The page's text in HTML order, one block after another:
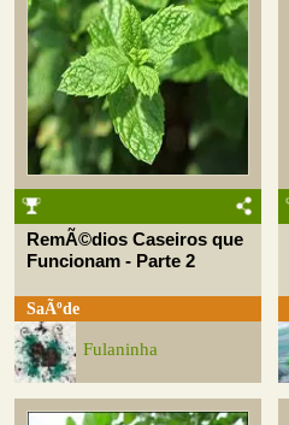
RemÃ©dios Caseiros que
Funcionam - Parte 2
SaÃºde
Fulaninha